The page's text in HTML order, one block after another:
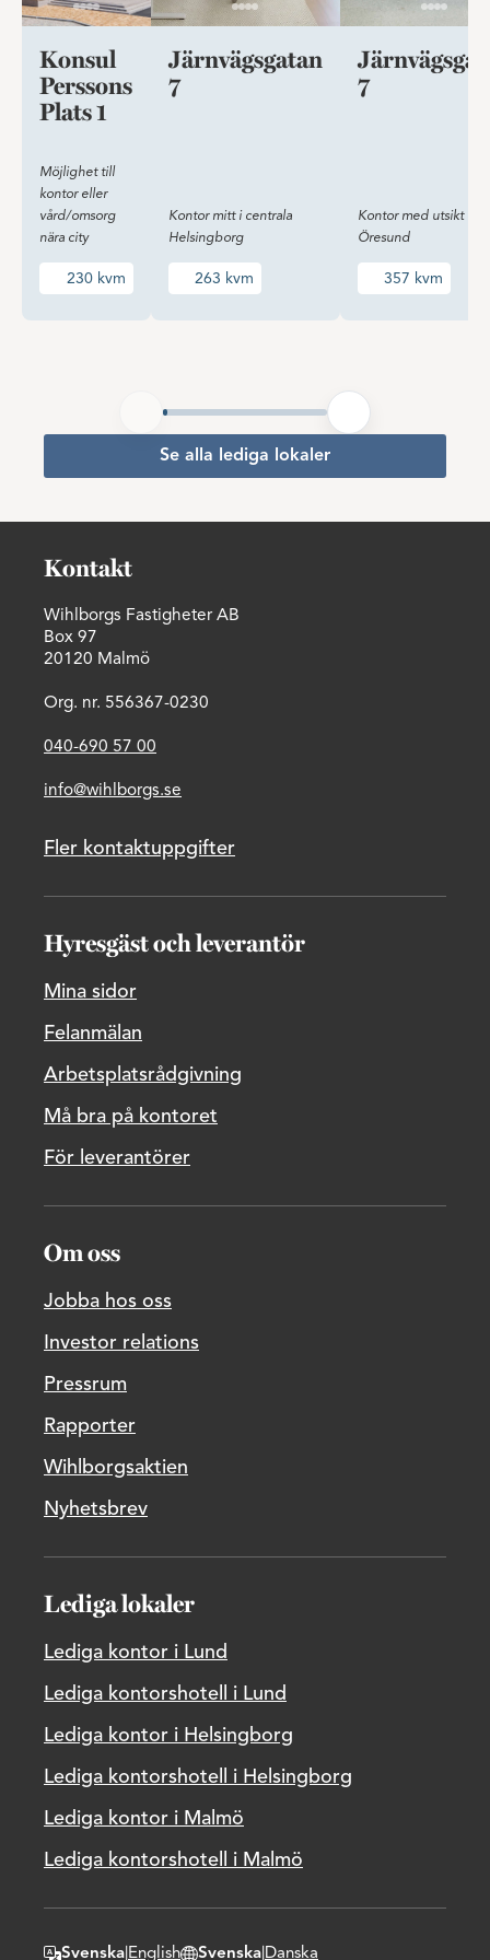
Konsul
Perssons
Plats 1
Möjlighet till
kontor eller
vård/omsorg
nära city
230 kvm
Järnvägsgatan
7
Kontor mitt i centrala
Helsingborg
263 kvm
7
Kontor med utsikt
Öresund
357 kvm
Se alla lediga lokaler
Kontakt
Wihlborgs Fastigheter AB
Box 97
20120 Malmö
Org. nr. 556367-0230
040-690 57 00
info@wihlborgs.se
Fler kontaktuppgifter
Hyresgäst och leverantör
Mina sidor
Felanmälan
Arbetsplatsrådgivning
Må bra på kontoret
För leverantörer
Om oss
Jobba hos oss
Investor relations
Pressrum
Rapporter
Wihlborgsaktien
Nyhetsbrev
Lediga lokaler
Lediga kontor i Lund
Lediga kontorshotell i Lund
Lediga kontor i Helsingborg
Lediga kontorshotell i Helsingborg
Lediga kontor i Malmö
Lediga kontorshotell i Malmö
Svenska English Svenska Danska